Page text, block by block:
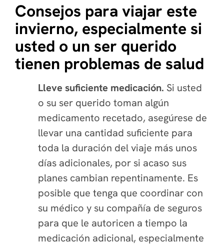
Consejos para viajar este
invierno, especialmente si
usted o un ser querido
tienen problemas de salud
Lleve suficiente medicación. Si usted
o su ser querido toman algún
medicamento recetado, asegúrese de
llevar una cantidad suficiente para
toda la duración del viaje más unos
días adicionales, por si acaso sus
planes cambian repentinamente. Es
posible que tenga que coordinar con
su médico y su compañía de seguros
para que le autoricen a tiempo la
medicación adicional, especialmente